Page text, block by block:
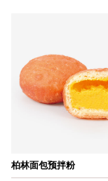
柏林面包预拌粉